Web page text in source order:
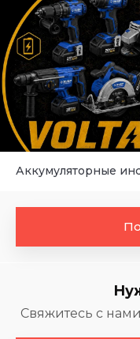
Аккумуляторные
Свяжитесь с